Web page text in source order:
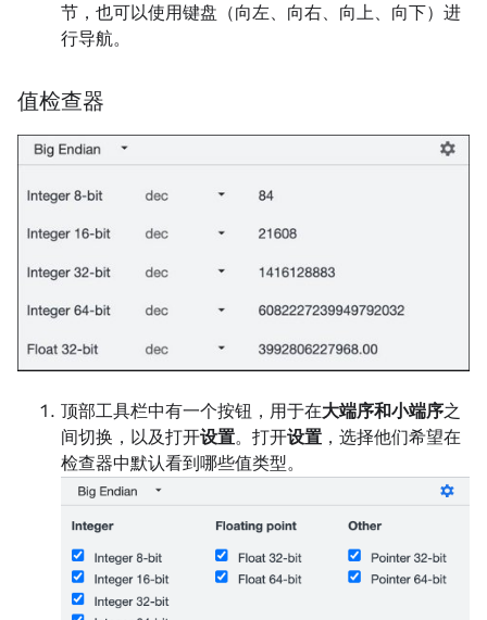
节，也可以使用键盘（向左、向右、向上、向下）进
行导航。
值检查器
顶部工具栏中有一个按钮，用于在大端序和小端序之
间切换，以及打开设置。打开设置 ，选择他们希望在
检查器中默认看到哪些值类型。